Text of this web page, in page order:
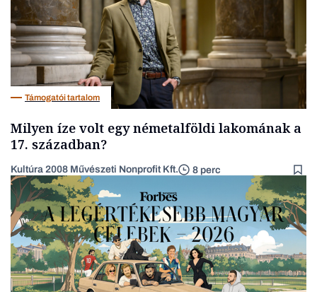
Támogatói tartalom
Milyen íze volt egy németalföldi lakomának a
17. században?
Kultúra 2008 Művészeti Nonprofit Kft. 8 perc